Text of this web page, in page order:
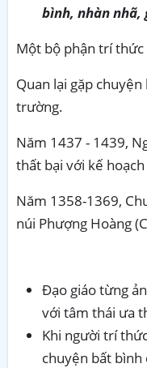
bình, nhàn nhã,
Một bộ phận trí thức
Quan lại gặp
trường.
Năm 1437 - 1439,
thất bại với kế
Năm 1358-1369,
núi Phượng Hoàng
Đạo giáo từng
với tâm thái ưa
Khi người trí
chuyện bất